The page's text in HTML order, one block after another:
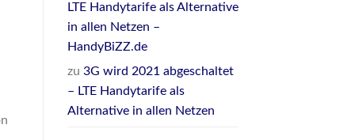
LTE Handytarife als Alternative
in allen Netzen –
HandyBiZZ.de
zu 3G wird 2021 abgeschaltet
– LTE Handytarife als
Alternative in allen Netzen